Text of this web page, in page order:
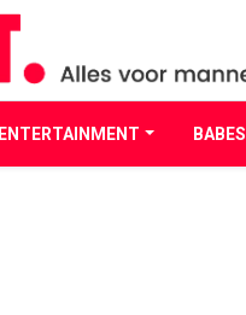
ENTERTAINMENT BABES